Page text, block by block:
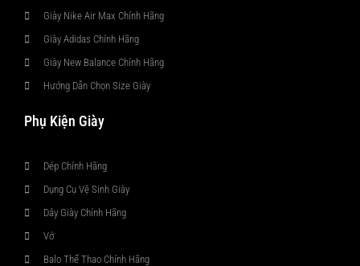
Giày Nike Air Max Chính Hãng
Giày Adidas Chính Hãng
Giày New Balance Chính Hãng
Hướng Dẫn Chọn Size Giày
Phụ Kiện Giày
Dép Chính Hãng
Dụng Cụ Vệ Sinh Giày
Dây Giày Chính Hãng
Vớ
Balo Thể Thao Chính Hãng